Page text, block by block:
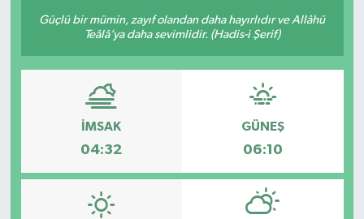
Güçlü bir mümin, zayıf olandan daha hayırlıdır ve Allâhü
Teâlâ’ya daha sevimlidir. (Hadis-i Şerif)
İMSAK
04:32
GÜNEŞ
06:10